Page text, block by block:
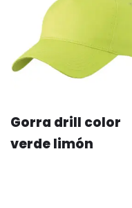
Gorra drill color
verde limón